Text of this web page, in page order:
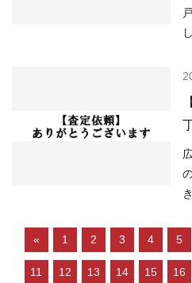
波
つ
した
------ （
（
況
き
« 1 2 3 4 5
11 12 13 14 15 16